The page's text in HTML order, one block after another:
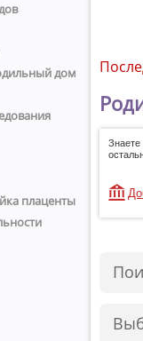
дом
плаценты